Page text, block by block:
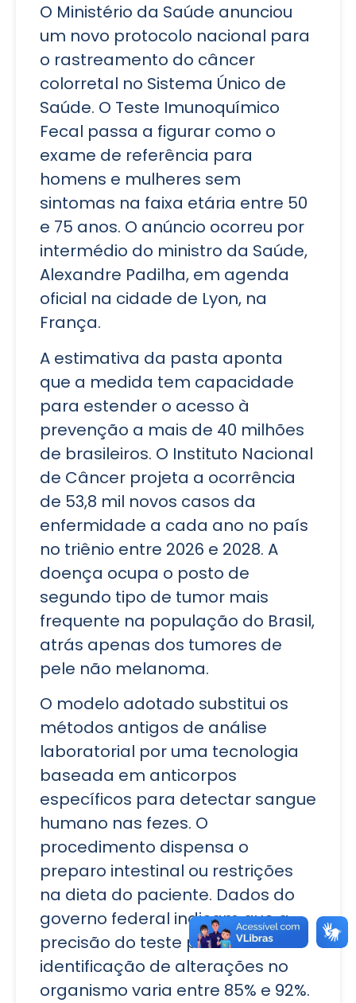
O Ministério da Saúde anunciou
um novo protocolo nacional para
o rastreamento do câncer
colorretal no Sistema Único de
Saúde. O Teste Imunoquímico
Fecal passa a figurar como o
exame de referência para
homens e mulheres sem
sintomas na faixa etária entre 50
e 75 anos. O anúncio ocorreu por
intermédio do ministro da Saúde,
Alexandre Padilha, em agenda
oficial na cidade de Lyon, na
França.
A estimativa da pasta aponta
que a medida tem capacidade
para estender o acesso à
prevenção a mais de 40 milhões
de brasileiros. O Instituto Nacional
de Câncer projeta a ocorrência
de 53,8 mil novos casos da
enfermidade a cada ano no país
no triênio entre 2026 e 2028. A
doença ocupa o posto de
segundo tipo de tumor mais
frequente na população do Brasil,
atrás apenas dos tumores de
pele não melanoma.
O modelo adotado substitui os
métodos antigos de análise
laboratorial por uma tecnologia
baseada em anticorpos
específicos para detectar sangue
humano nas fezes. O
procedimento dispensa o
preparo intestinal ou restrições
na dieta do paciente. Dados do
governo federal indicam que a
precisão do teste para a
identificação de alterações no
organismo varia entre 85% e 92%.